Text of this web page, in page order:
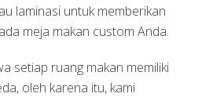
laminasi untuk memberikan
meja makan custom Anda.
setiap ruang makan memiliki
oleh karena itu, kami